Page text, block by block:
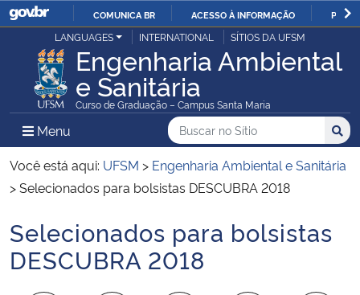
IR
PARA
O
CONTEÚDO
COMUNICA BR ACESSO À INFORMAÇÃO
Ministério da Justiça e Segurança Pública
Ministério da Defesa
Ministério das Relações Exteriores
Ministério da Infraestrutura
LANGUAGES INTERNATIONAL SÍTIOS DA UFSM
Engenharia Ambiental
e Sanitária
Curso de Graduação – Campus Santa Maria
Menu Menu Principal do Sítio
Busca
Buscar no no Sítio
Busca:
Você está aqui: UFSM > Engenharia Ambiental e Sanitária
>Selecionados para bolsistas DESCUBRA 2018
Início do conteúdo
Selecionados para bolsistas
DESCUBRA 2018